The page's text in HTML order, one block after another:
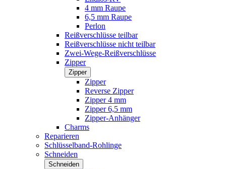
4 mm Raupe
6,5 mm Raupe
Perlon
Reißverschlüsse teilbar
Reißverschlüsse nicht teilbar
Zwei-Wege-Reißverschlüsse
Zipper
Zipper
Zipper
Reverse Zipper
Zipper 4 mm
Zipper 6,5 mm
Zipper-Anhänger
Charms
Reparieren
Schlüsselband-Rohlinge
Schneiden
Schneiden